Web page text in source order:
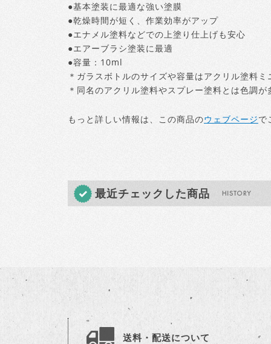
●基本塗装に最適な強い塗膜
●乾燥時間が短く、作業効率がアップ
●エナメル塗料などでの上塗り仕上げも安心
●エアーブラシ塗装に最適
●容量：10ml
＊ガラスボトルのサイズや容量はアクリル塗料ミ
＊同名のアクリル塗料やスプレー塗料とは色調が
もっと詳しい情報は、この商品のウェブページで
最近チェックした商品
送料・配送について